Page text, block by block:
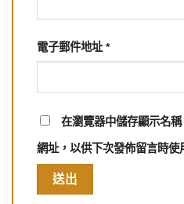
電子郵件地址*
在瀏覽器中儲存顯示名
網址，以供下次發佈留言時使